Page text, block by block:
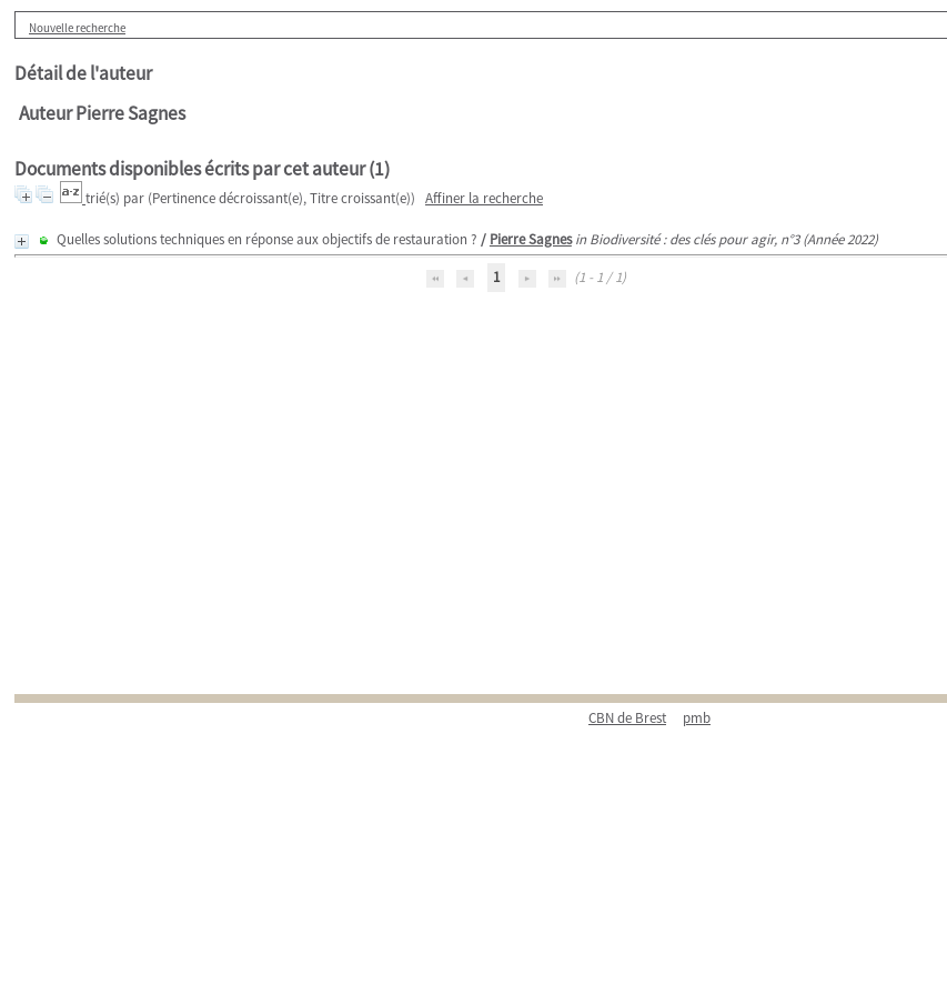
Nouvelle recherche
Détail de l'auteur
Auteur Pierre Sagnes
Documents disponibles écrits par cet auteur (1)
trié(s) par (Pertinence décroissant(e), Titre croissant(e)) Affiner la recherche
Quelles solutions techniques en réponse aux objectifs de restauration ? / Pierre Sagnes in Biodiversité : des clés pour agir, n°3 (Année 2022)
1
(1 - 1 / 1)
CBN de Brest pmb